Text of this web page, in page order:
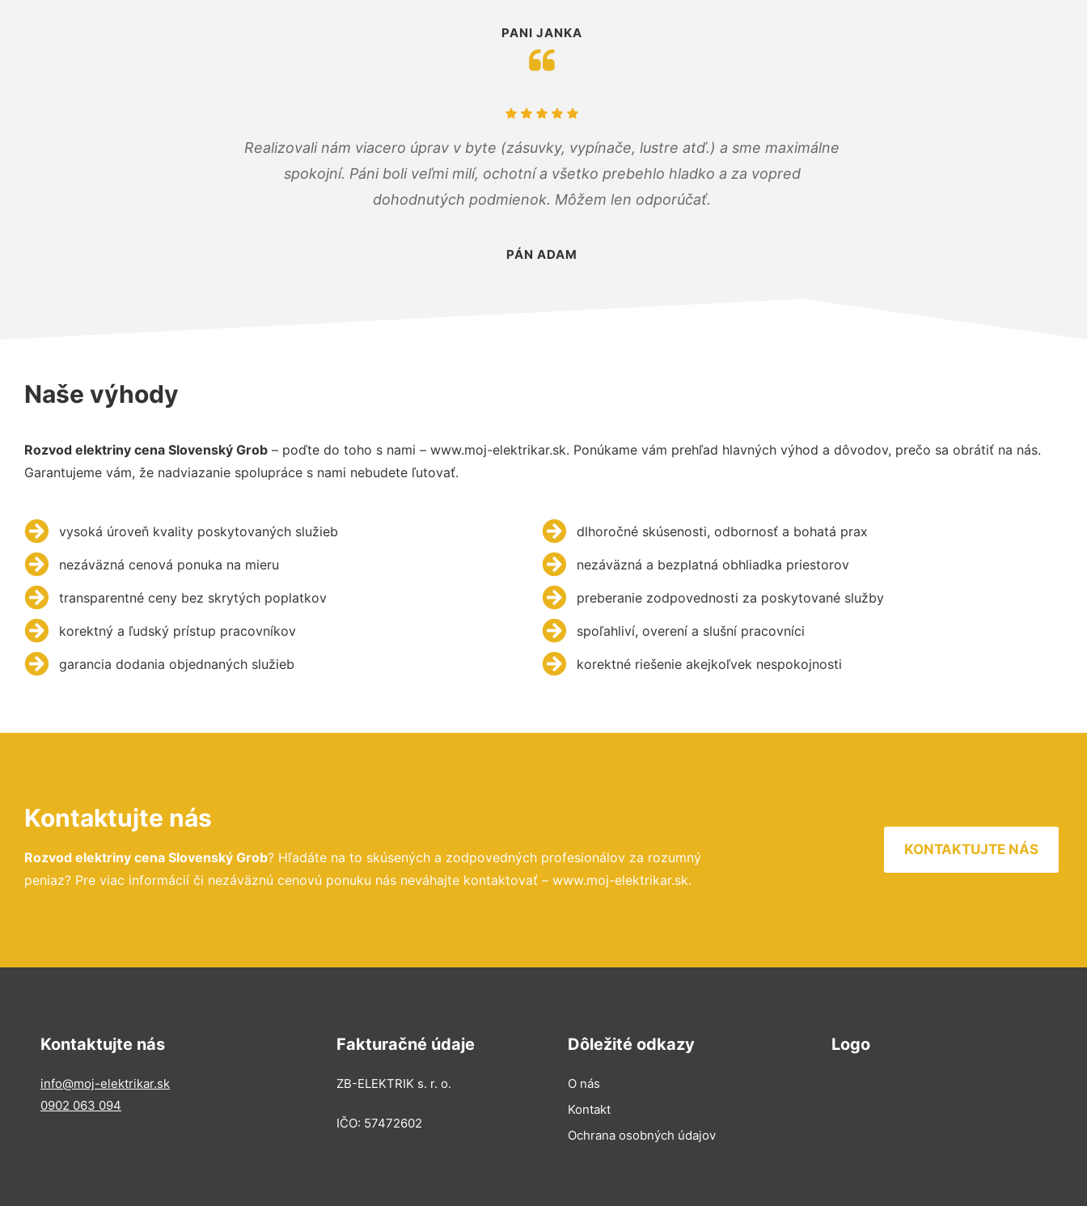
PANI JANKA
Realizovali nám viacero úprav v byte (zásuvky, vypínače, lustre atď.) a sme maximálne
spokojní. Páni boli veľmi milí, ochotní a všetko prebehlo hladko a za vopred
dohodnutých podmienok. Môžem len odporúčať.
PÁN ADAM
Naše výhody
Rozvod elektriny cena Slovenský Grob – poďte do toho s nami – www.moj-elektrikar.sk. Ponúkame vám prehľad hlavných výhod a dôvodov, prečo sa obrátiť na nás.
Garantujeme vám, že nadviazanie spolupráce s nami nebudete ľutovať.
vysoká úroveň kvality poskytovaných služieb
nezáväzná cenová ponuka na mieru
transparentné ceny bez skrytých poplatkov
korektný a ľudský prístup pracovníkov
garancia dodania objednaných služieb
dlhoročné skúsenosti, odbornosť a bohatá prax
nezáväzná a bezplatná obhliadka priestorov
preberanie zodpovednosti za poskytované služby
spoľahliví, overení a slušní pracovníci
korektné riešenie akejkoľvek nespokojnosti
Kontaktujte nás
Rozvod elektriny cena Slovenský Grob? Hľadáte na to skúsených a zodpovedných profesionálov za rozumný
peniaz? Pre viac informácií či nezáväznú cenovú ponuku nás neváhajte kontaktovať – www.moj-elektrikar.sk.
KONTAKTUJTE NÁS
Kontaktujte nás
info@moj-elektrikar.sk
0902 063 094
Fakturačné údaje
ZB-ELEKTRIK s. r. o.
IČO: 57472602
Dôležité odkazy
O nás
Kontakt
Ochrana osobných údajov
Logo